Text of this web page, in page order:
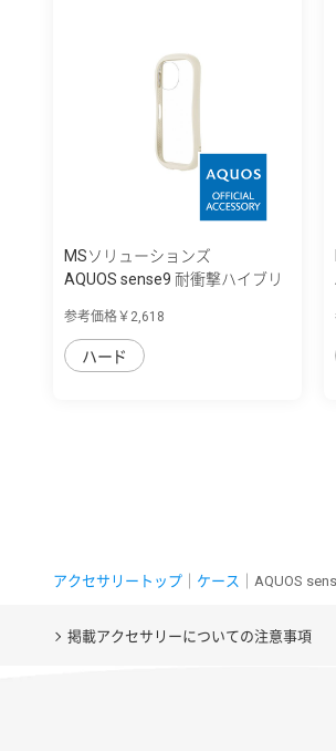
MSソリューションズ
AQUOS sense9 耐衝撃ハイブリ
参考価格￥2,618
ハード
アクセサリートップ ケース ｜AQUOS
掲載アクセサリーについての注意事項